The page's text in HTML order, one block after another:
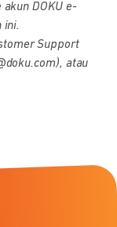
DOKU e-
ini.
Support
atau